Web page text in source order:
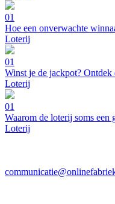
01
Hoe een onverwachte
Loterij
01
Winst je de jackpot?
Loterij
01
Waarom de loterij soms
Loterij